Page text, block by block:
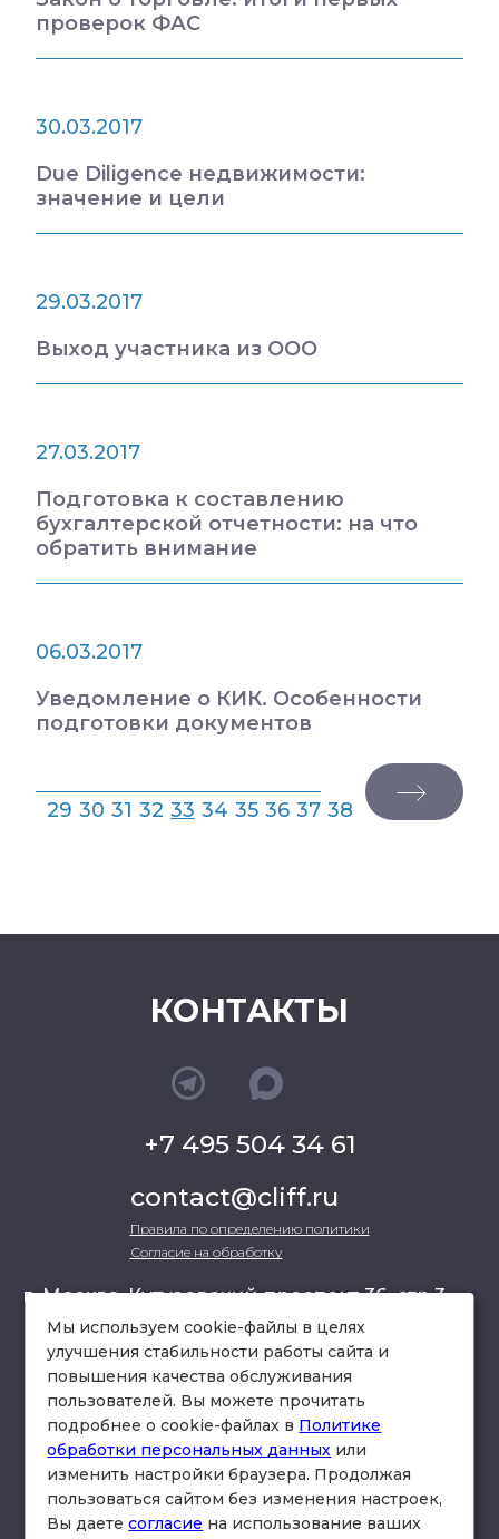
проверок ФАС
30.03.2017
Due Diligence недвижимости:
значение и цели
29.03.2017
Выход участника из ООО
27.03.2017
Подготовка к составлению
бухгалтерской отчетности: на что
обратить внимание
06.03.2017
Уведомление о КИК. Особенности
подготовки документов
29 30 31 32 33 34 35 36 37 38
КОНТАКТЫ
+7 495 504 34 61
contact@cliff.ru
Правила по определению политики
Согласие на обработку
г. Москва, Кутузовский проспект 36, стр.3 ,
офис 301
схема проезда
Мы используем cookie-файлы в целях
улучшения стабильности работы сайта и
повышения качества обслуживания
пользователей. Вы можете прочитать
подробнее о cookie-файлах в Политике
обработки персональных данных или
изменить настройки браузера. Продолжая
пользоваться сайтом без изменения настроек,
Вы даетесогласие на использование ваших